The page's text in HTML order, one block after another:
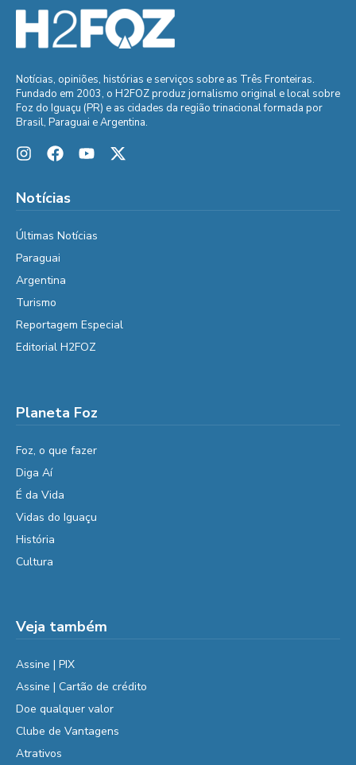
Notícias, opiniões, histórias e serviços sobre as Três Fronteiras.
Fundado em 2003, o H2FOZ produz jornalismo original e local sobre
Foz do Iguaçu (PR) e as cidades da região trinacional formada por
Brasil, Paraguai e Argentina.
Notícias
Últimas Notícias
Paraguai
Argentina
Turismo
Reportagem Especial
Editorial H2FOZ
Planeta Foz
Foz, o que fazer
Diga Aí
É da Vida
Vidas do Iguaçu
História
Cultura
Veja também
Assine | PIX
Assine | Cartão de crédito
Doe qualquer valor
Clube de Vantagens
Atrativos